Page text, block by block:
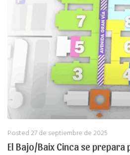
Posted27 de septiembre de 2025
El Bajo/Baix Cinca se prepara